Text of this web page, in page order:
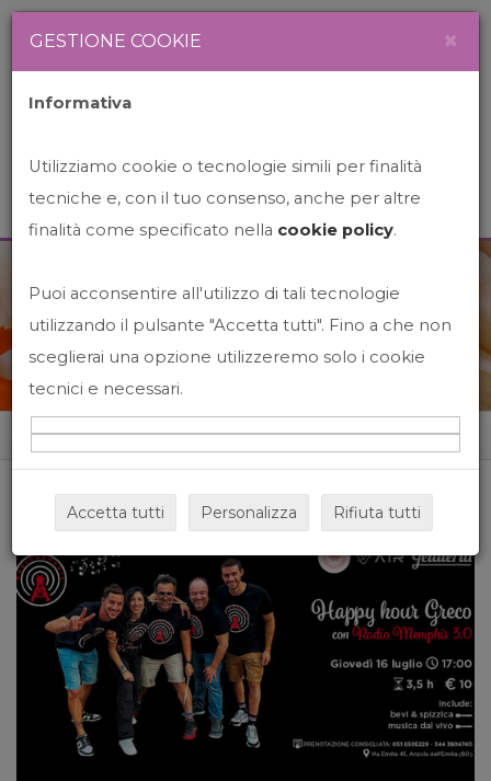
News&Events
Home News&events
GESTIONE COOKIE ×
Informativa
Utilizziamo cookie o tecnologie simili per finalità
tecniche e, con il tuo consenso, anche per altre
finalità come specificato nella cookie policy.
Puoi acconsentire all'utilizzo di tali tecnologie
utilizzando il pulsante "Accetta tutti". Fino a che non
sceglierai una opzione utilizzeremo solo i cookie
tecnici e necessari.
Accetta tutti Personalizza Rifiuta tutti